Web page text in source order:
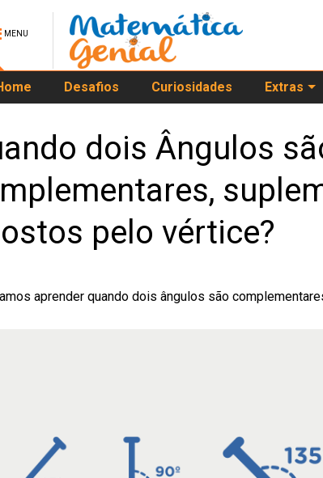
MENU
Desafios Curiosidades Extras
dois Ângulos
pelo vértice?
aprender quando dois ângulos são